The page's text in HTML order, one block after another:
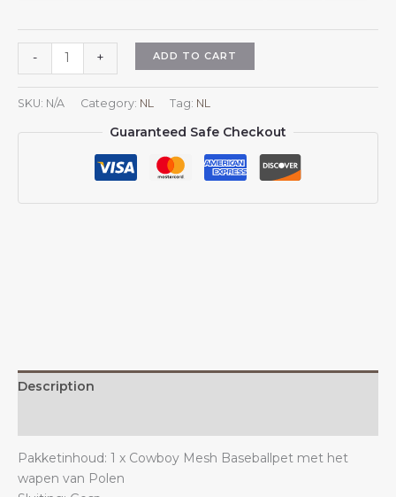
-
van
Polen
Zonnehoeden
voor
+ ADD TO CART
SKU: N/A Category: NL Tag: NL
Guaranteed Safe Checkout
Description
Pakketinhoud: 1 x Cowboy Mesh Baseballpet met het
wapen van Polen